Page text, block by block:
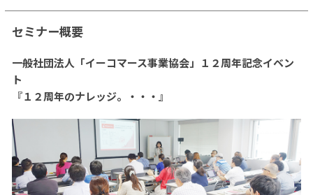
セミナー概要
一般社団法人「イーコマース事業協会」１２周年記念イベン
ト
『１２周年のナレッジ。・・・』